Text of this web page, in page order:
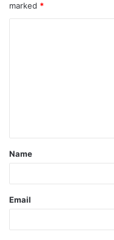
marked *
Name
Email